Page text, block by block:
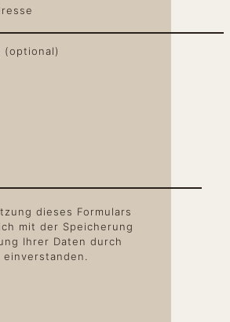
(optional)
dieses Formulars
mit der Speicherung
Ihrer Daten durch